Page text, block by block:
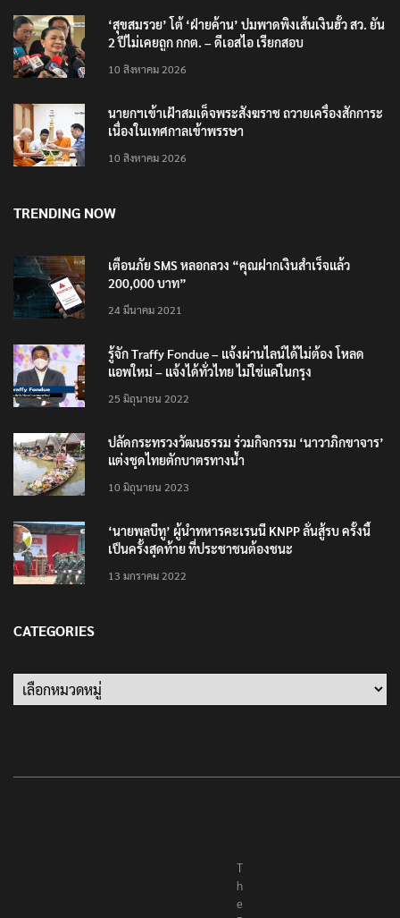
‘สุขสมรวย’ โต้ ‘ฝ่ายค้าน’ ปมพาดพิงเส้นเงินฮั้ว สว. ยัน
2 ปีไม่เคยถูก กกต. – ดีเอสไอ เรียกสอบ
10 สิงหาคม 2026
นายกฯเข้าเฝ้าสมเด็จพระสังฆราช ถวายเครื่องสักการะ
เนื่องในเทศกาลเข้าพรรษา
10 สิงหาคม 2026
TRENDING NOW
เตือนภัย SMS หลอกลวง “คุณฝากเงินสำเร็จแล้ว
200,000 บาท”
24 มีนาคม 2021
รู้จัก Traffy Fondue – แจ้งผ่านไลน์ได้ไม่ต้อง โหลด
แอพใหม่ – แจ้งได้ทั่วไทย ไม่ใช่แค่ในกรุง
25 มิถุนายน 2022
ปลัดกระทรวงวัฒนธรรม ร่วมกิจกรรม ‘นาวาภิกขาจาร’
แต่งชุดไทยตักบาตรทางน้ำ
10 มิถุนายน 2023
‘นายพลบีทู’ ผู้นำทหารคะเรนนี KNPP ลั่นสู้รบ ครั้งนี้
เป็นครั้งสุดท้าย ที่ประชาชนต้องชนะ
13 มกราคม 2022
CATEGORIES
T
h
e